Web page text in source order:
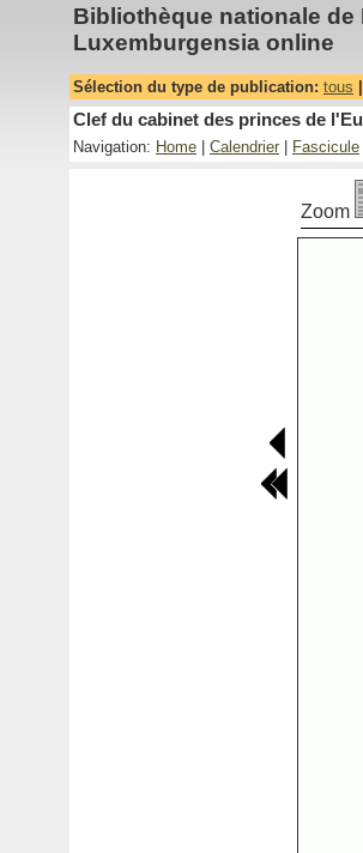
Bibliothèque nationale de
Luxemburgensia online
Sélection du type de publication: tous
Clef du cabinet des princes de
Navigation: Home Calendrier Fascicule
Zoom